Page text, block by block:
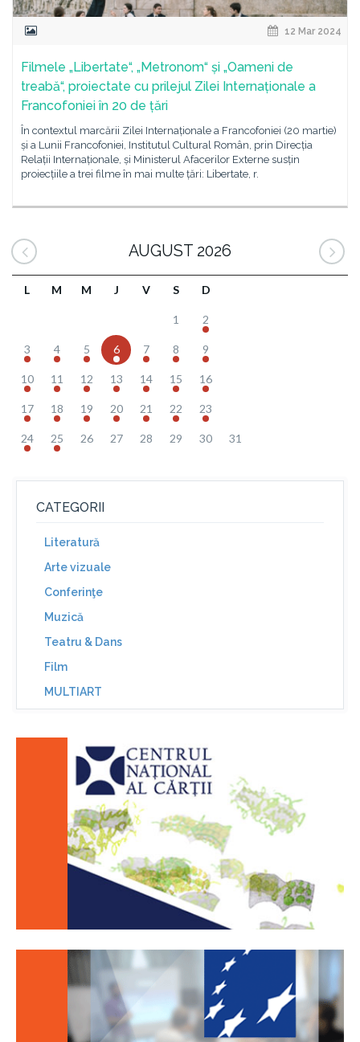
12 Mar 2024
Filmele „Libertate“, „Metronom“ și „Oameni de
treabă“, proiectate cu prilejul Zilei Internaționale a
Francofoniei în 20 de țări
În contextul marcării Zilei Internaționale a Francofoniei (20 martie)
și a Lunii Francofoniei, Institutul Cultural Român, prin Direcția
Relații Internaționale, și Ministerul Afacerilor Externe susțin
proiecțiile a trei filme în mai multe țări: Libertate, r.
AUGUST 2026
L M M J V S D
1 2
3 4 5 6 7 8 9
10 11 12 13 14 15 16
17 18 19 20 21 22 23
24 25 26 27 28 29 30 31
CATEGORII
Literatură
Arte vizuale
Conferinţe
Muzică
Teatru & Dans
Film
MULTIART